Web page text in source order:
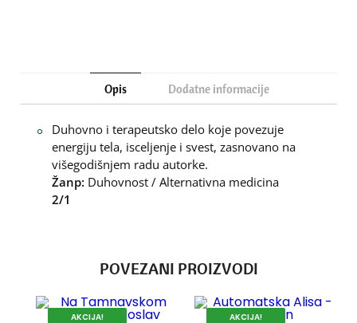
Opis Dodatne informacije
Duhovno i terapeutsko delo koje povezuje
energiju tela, isceljenje i svest, zasnovano na
višegodišnjem radu autorke.
Žanр: Duhovnost / Alternativna medicina
2/1
POVEZANI PROIZVODI
AKCIJA!
AKCIJA!